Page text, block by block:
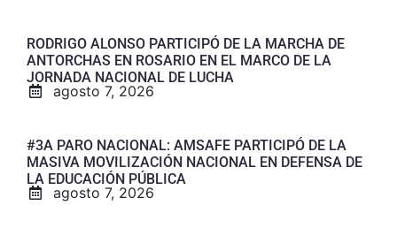
RODRIGO ALONSO PARTICIPÓ DE LA MARCHA DE
ANTORCHAS EN ROSARIO EN EL MARCO DE LA
JORNADA NACIONAL DE LUCHA
agosto 7, 2026
#3A PARO NACIONAL: AMSAFE PARTICIPÓ DE LA
MASIVA MOVILIZACIÓN NACIONAL EN DEFENSA DE
LA EDUCACIÓN PÚBLICA
agosto 7, 2026